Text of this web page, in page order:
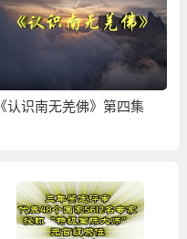
《认识南无羌佛》第四集